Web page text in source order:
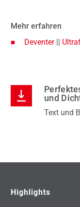
Mehr erfahren
Deventer ||
und
Text und
Highlights